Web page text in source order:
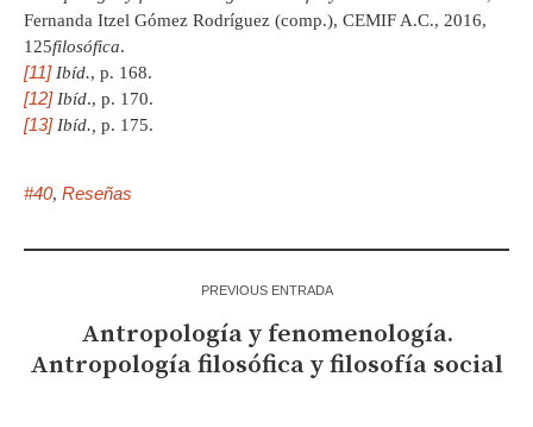
Fernanda Itzel Gómez Rodríguez (comp.), CEMIF A.C., 2016,
125filosófica.
[11] Ibíd., p. 168.
[12] Ibíd., p. 170.
[13] Ibíd., p. 175.
#40, Reseñas
PREVIOUS ENTRADA
Antropología y fenomenología.
Antropología filosófica y filosofía social